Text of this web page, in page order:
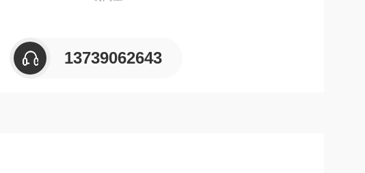
13739062643